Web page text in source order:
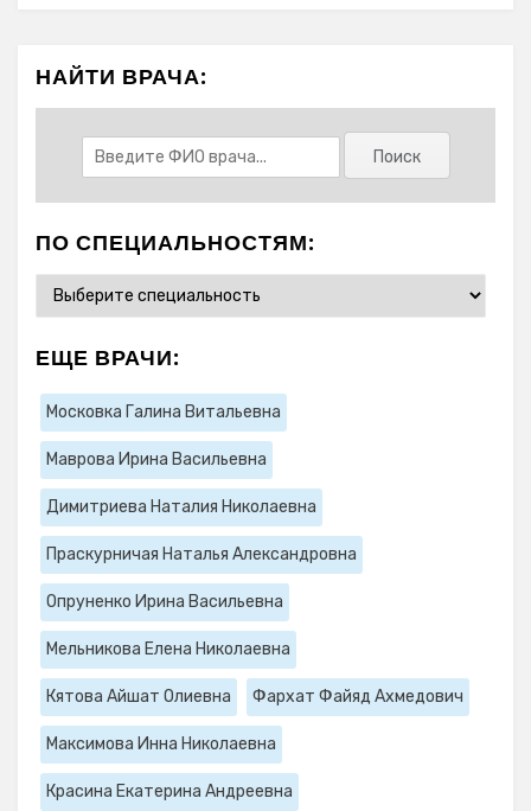
НАЙТИ ВРАЧА:
ПО СПЕЦИАЛЬНОСТЯМ:
ЕЩЕ ВРАЧИ:
Московка Галина Витальевна
Маврова Ирина Васильевна
Димитриева Наталия Николаевна
Праскурничая Наталья Александровна
Опруненко Ирина Васильевна
Мельникова Елена Николаевна
Кятова Айшат Олиевна Фархат Файяд Ахмедович
Максимова Инна Николаевна
Красина Екатерина Андреевна